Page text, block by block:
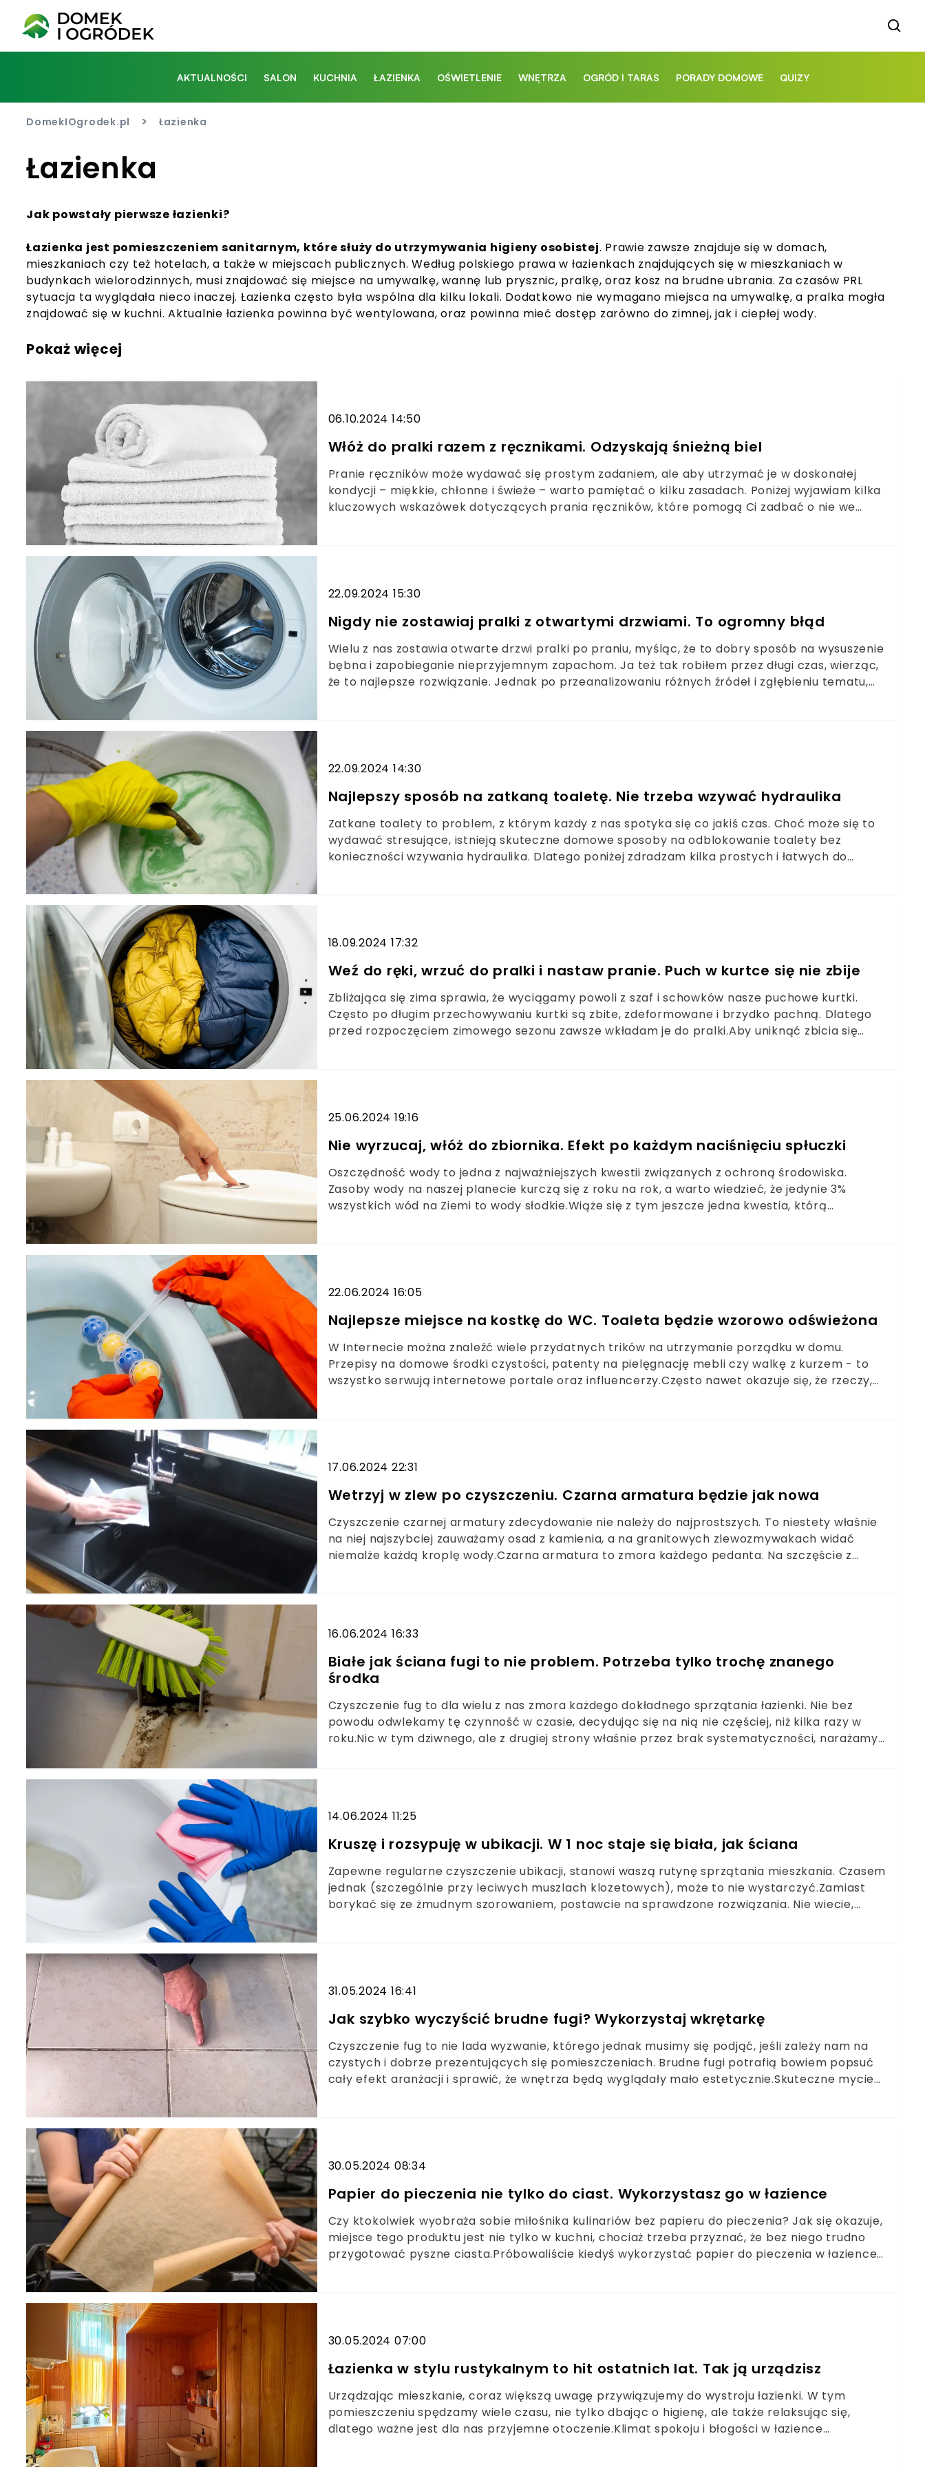
AKTUALNOŚCI SALON KUCHNIA ŁAZIENKA OŚWIETLENIE WNĘTRZA OGRÓD I TARAS PORADY DOMOWE QUIZY
DomekIOgrodek.pl > Łazienka
Łazienka
Jak powstały pierwsze łazienki?
Łazienka jest pomieszczeniem sanitarnym, które służy do utrzymywania higieny osobistej. Prawie zawsze znajduje się w domach,
mieszkaniach czy też hotelach, a także w miejscach publicznych. Według polskiego prawa w łazienkach znajdujących się w mieszkaniach w
budynkach wielorodzinnych, musi znajdować się miejsce na umywalkę, wannę lub prysznic, pralkę, oraz kosz na brudne ubrania. Za czasów PRL
sytuacja ta wyglądała nieco inaczej. Łazienka często była wspólna dla kilku lokali. Dodatkowo nie wymagano miejsca na umywalkę, a pralka mogła
znajdować się w kuchni. Aktualnie łazienka powinna być wentylowana, oraz powinna mieć dostęp zarówno do zimnej, jak i ciepłej wody.
Pokaż więcej
06.10.2024 14:50
Włóż do pralki razem z ręcznikami. Odzyskają śnieżną biel
Pranie ręczników może wydawać się prostym zadaniem, ale aby utrzymać je w doskonałej
kondycji – miękkie, chłonne i świeże – warto pamiętać o kilku zasadach. Poniżej wyjawiam kilka
kluczowych wskazówek dotyczących prania ręczników, które pomogą Ci zadbać o nie we
22.09.2024 15:30
Nigdy nie zostawiaj pralki z otwartymi drzwiami. To ogromny błąd
Wielu z nas zostawia otwarte drzwi pralki po praniu, myśląc, że to dobry sposób na wysuszenie
bębna i zapobieganie nieprzyjemnym zapachom. Ja też tak robiłem przez długi czas, wierząc,
że to najlepsze rozwiązanie. Jednak po przeanalizowaniu różnych źródeł i zgłębieniu tematu,
22.09.2024 14:30
Najlepszy sposób na zatkaną toaletę. Nie trzeba wzywać hydraulika
Zatkane toalety to problem, z którym każdy z nas spotyka się co jakiś czas. Choć może się to
wydawać stresujące, istnieją skuteczne domowe sposoby na odblokowanie toalety bez
konieczności wzywania hydraulika. Dlatego poniżej zdradzam kilka prostych i łatwych do
18.09.2024 17:32
Weź do ręki, wrzuć do pralki i nastaw pranie. Puch w kurtce się nie zbije
Zbliżająca się zima sprawia, że wyciągamy powoli z szaf i schowków nasze puchowe kurtki.
Często po długim przechowywaniu kurtki są zbite, zdeformowane i brzydko pachną. Dlatego
przed rozpoczęciem zimowego sezonu zawsze wkładam je do pralki.Aby uniknąć zbicia się
25.06.2024 19:16
Nie wyrzucaj, włóż do zbiornika. Efekt po każdym naciśnięciu spłuczki
Oszczędność wody to jedna z najważniejszych kwestii związanych z ochroną środowiska.
Zasoby wody na naszej planecie kurczą się z roku na rok, a warto wiedzieć, że jedynie 3%
wszystkich wód na Ziemi to wody słodkie.Wiąże się z tym jeszcze jedna kwestia, którą
22.06.2024 16:05
Najlepsze miejsce na kostkę do WC. Toaleta będzie wzorowo odświeżona
W Internecie można znaleźć wiele przydatnych trików na utrzymanie porządku w domu.
Przepisy na domowe środki czystości, patenty na pielęgnację mebli czy walkę z kurzem - to
wszystko serwują internetowe portale oraz influencerzy.Często nawet okazuje się, że rzeczy,
17.06.2024 22:31
Wetrzyj w zlew po czyszczeniu. Czarna armatura będzie jak nowa
Czyszczenie czarnej armatury zdecydowanie nie należy do najprostszych. To niestety właśnie
na niej najszybciej zauważamy osad z kamienia, a na granitowych zlewozmywakach widać
niemalże każdą kroplę wody.Czarna armatura to zmora każdego pedanta. Na szczęście z
16.06.2024 16:33
Białe jak ściana fugi to nie problem. Potrzeba tylko trochę znanego
środka
Czyszczenie fug to dla wielu z nas zmora każdego dokładnego sprzątania łazienki. Nie bez
powodu odwlekamy tę czynność w czasie, decydując się na nią nie częściej, niż kilka razy w
roku.Nic w tym dziwnego, ale z drugiej strony właśnie przez brak systematyczności, narażamy
14.06.2024 11:25
Kruszę i rozsypuję w ubikacji. W 1 noc staje się biała, jak ściana
Zapewne regularne czyszczenie ubikacji, stanowi waszą rutynę sprzątania mieszkania. Czasem
jednak (szczególnie przy leciwych muszlach klozetowych), może to nie wystarczyć.Zamiast
borykać się ze żmudnym szorowaniem, postawcie na sprawdzone rozwiązania. Nie wiecie,
31.05.2024 16:41
Jak szybko wyczyścić brudne fugi? Wykorzystaj wkrętarkę
Czyszczenie fug to nie lada wyzwanie, którego jednak musimy się podjąć, jeśli zależy nam na
czystych i dobrze prezentujących się pomieszczeniach. Brudne fugi potrafią bowiem popsuć
cały efekt aranżacji i sprawić, że wnętrza będą wyglądały mało estetycznie.Skuteczne mycie
30.05.2024 08:34
Papier do pieczenia nie tylko do ciast. Wykorzystasz go w łazience
Czy ktokolwiek wyobraża sobie miłośnika kulinariów bez papieru do pieczenia? Jak się okazuje,
miejsce tego produktu jest nie tylko w kuchni, chociaż trzeba przyznać, że bez niego trudno
przygotować pyszne ciasta.Próbowaliście kiedyś wykorzystać papier do pieczenia w łazience?
30.05.2024 07:00
Łazienka w stylu rustykalnym to hit ostatnich lat. Tak ją urządzisz
Urządzając mieszkanie, coraz większą uwagę przywiązujemy do wystroju łazienki. W tym
pomieszczeniu spędzamy wiele czasu, nie tylko dbając o higienę, ale także relaksując się,
dlatego ważne jest dla nas przyjemne otoczenie.Klimat spokoju i błogości w łazience